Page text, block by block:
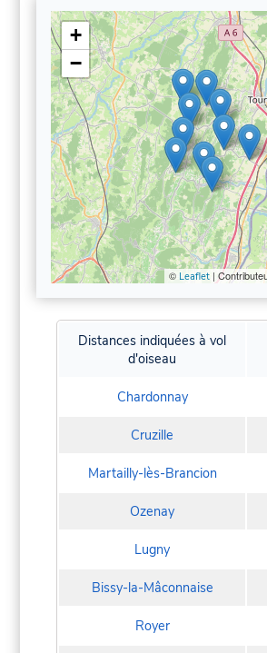
+
−
© Leaflet|
Distances indiquées à vol
d'oiseau
Chardonnay
Cruzille
Martailly-lès-Brancion
Ozenay
Lugny
Bissy-la-Mâconnaise
Royer